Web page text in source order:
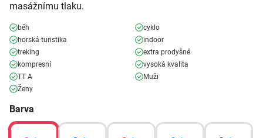
masážnímu tlaku.
běh
cyklo
horská turistika
indoor
treking
extra prodyšné
kompresní
vysoká kvalita
TT A
Muži
Ženy
Barva